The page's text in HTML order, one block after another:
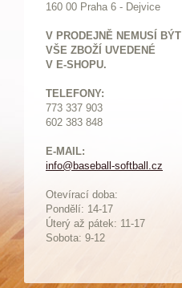
160 00 Praha 6 - Dejvice
V PRODEJNĚ NEMUSÍ BÝT
VŠE ZBOŽÍ UVEDENÉ
V E-SHOPU.
TELEFONY:
773 337 903
602 383 848
E-MAIL:
info@baseball-softball.cz
Otevírací doba:
Pondělí: 14-17
Úterý až pátek: 11-17
Sobota: 9-12